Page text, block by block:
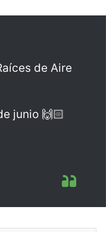
de Aire
junio 🙌🏻